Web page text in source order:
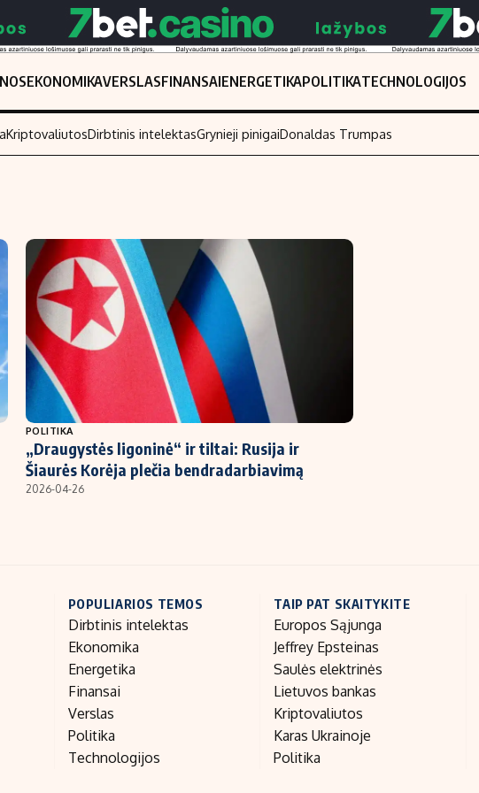
EKONOMIKAVERSLASFINANSAIENERGETIKAPOLITIKATECHNOLOGIJOS
Investavimas
Akcijų rinka
Saulės elektrinės
Kriptovaliutos
Infliacija
Nedarbo išmokos skaičiuoklė
KriptovaliutosDirbtinis intelektasGrynieji pinigaiDonaldas Trumpas
POLITIKA
„Draugystės ligoninė“ ir tiltai: Rusija ir
Šiaurės Korėja plečia bendradarbiavimą
2026-04-26
POPULIARIOS TEMOS
Dirbtinis intelektas
Ekonomika
Energetika
Finansai
Verslas
Politika
Technologijos
TAIP PAT SKAITYKITE
Europos Sąjunga
Jeffrey Epsteinas
Saulės elektrinės
Lietuvos bankas
Kriptovaliutos
Karas Ukrainoje
Politika